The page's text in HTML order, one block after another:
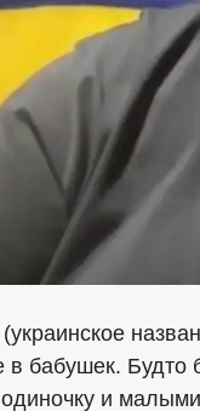
в бабушек. Будто
и